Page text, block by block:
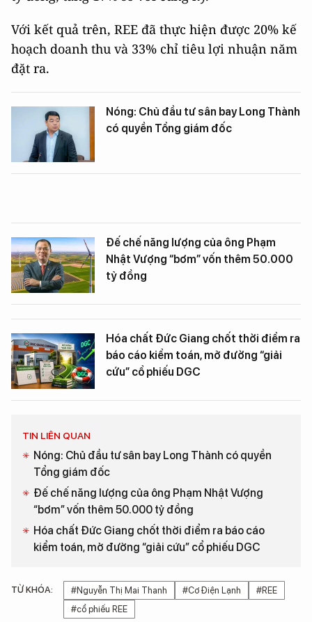
Với kết quả trên, REE đã thực hiện được 20% kế
hoạch doanh thu và 33% chỉ tiêu lợi nhuận năm
đặt ra.
Nóng: Chủ đầu tư sân bay Long Thành
có quyền Tổng giám đốc
Đế chế năng lượng của ông Phạm
Nhật Vượng “bơm” vốn thêm 50.000
tỷ đồng
Hóa chất Đức Giang chốt thời điểm ra
báo cáo kiểm toán, mở đường “giải
cứu” cổ phiếu DGC
TIN LIÊN QUAN
Nóng: Chủ đầu tư sân bay Long Thành có quyền
Tổng giám đốc
Đế chế năng lượng của ông Phạm Nhật Vượng
“bơm” vốn thêm 50.000 tỷ đồng
Hóa chất Đức Giang chốt thời điểm ra báo cáo
kiểm toán, mở đường “giải cứu” cổ phiếu DGC
TỪ KHÓA: #Nguyễn Thị Mai Thanh #Cơ Điện Lạnh
#REE
#cổ phiếu REE